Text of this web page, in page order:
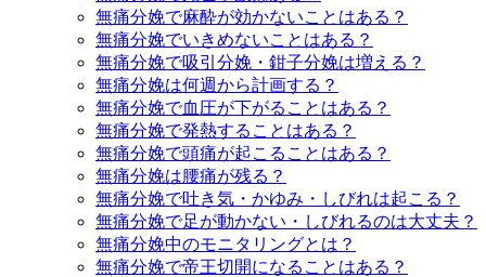
無痛分娩で麻酔が効かないことはある？
無痛分娩でいきめないことはある？
無痛分娩で吸引分娩・鉗子分娩は増える？
無痛分娩は何週から計画する？
無痛分娩で血圧が下がることはある？
無痛分娩で発熱することはある？
無痛分娩で頭痛が起こることはある？
無痛分娩は腰痛が残る？
無痛分娩で吐き気・かゆみ・しびれは起こる？
無痛分娩で足が動かない・しびれるのは大丈夫？
無痛分娩中のモニタリングとは？
無痛分娩で帝王切開になることはある？